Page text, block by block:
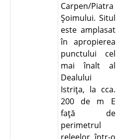
Carpen/Piatra
Şoimului. Situl
este amplasat
în apropierea
punctului cel
mai înalt al
Dealului
Istriţa, la cca.
200 de m E
faţă de
perimetrul